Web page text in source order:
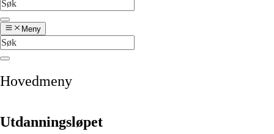
Meny
Hovedmeny
Utdanningsløpet